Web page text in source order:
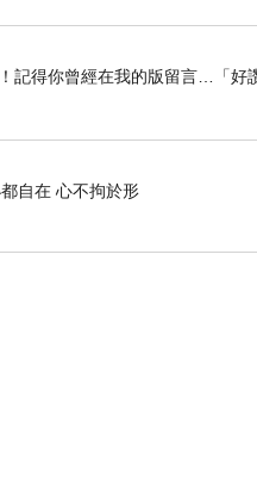
記得你曾經在我的版留言…「好
自在 心不拘於形